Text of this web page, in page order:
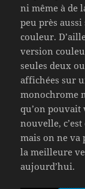
ni même à de
peu près
couleur.
version
seules deux
affichées sur
monochrome
qu’on pouvait
nouvelle,
mais on ne va
la meilleure
aujourd’hui.